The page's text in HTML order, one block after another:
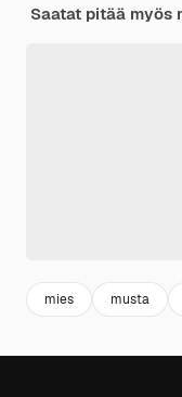
Saatat pitää myös
mies musta